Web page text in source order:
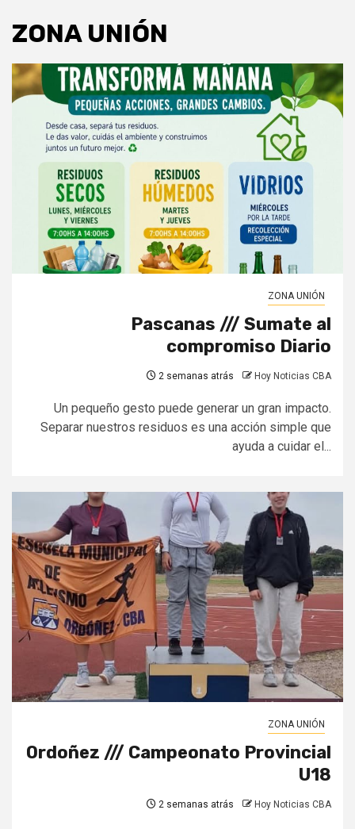
ZONA UNIÓN
ZONA UNIÓN
Pascanas /// Sumate al
compromiso Diario
2 semanas atrás Hoy Noticias CBA
Un pequeño gesto puede generar un gran impacto.
Separar nuestros residuos es una acción simple que
ayuda a cuidar el...
ZONA UNIÓN
Ordoñez /// Campeonato Provincial
U18
2 semanas atrás Hoy Noticias CBA